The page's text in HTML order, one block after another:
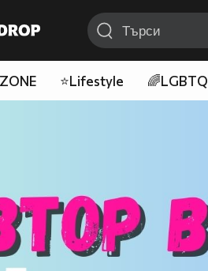
⭐Lifestyle 🌈LGBTQ